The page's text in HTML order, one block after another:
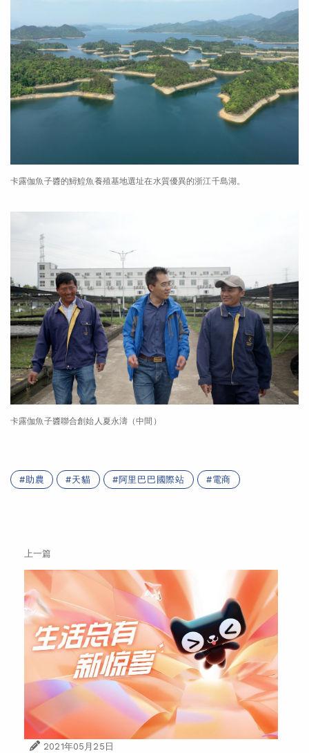
卡露伽魚子醬的鱘鰉魚養殖基地選址在水質優異的浙江千島湖。
卡露伽魚子醬聯合創始人夏永濤（中間）
助農 天貓 阿里巴巴國際站 電商
上一篇
2021年05月25日